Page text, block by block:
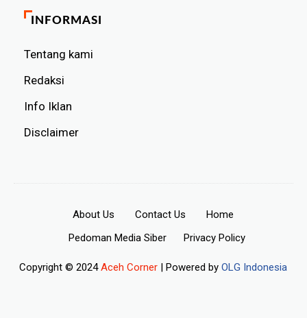
INFORMASI
Tentang kami
Redaksi
Info Iklan
Disclaimer
About Us Contact Us
Home
Pedoman Media Siber
Privacy Policy
Copyright © 2024Aceh Corner | Powered byOLG Indonesia